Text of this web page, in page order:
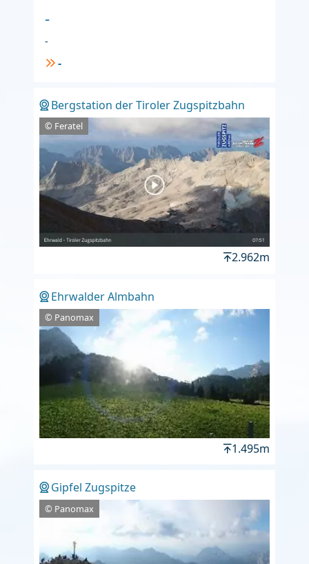
-
-
-
Bergstation der Tiroler Zugspitzbahn
© Feratel
2.962m
Ehrwalder Almbahn
© Panomax
1.495m
Gipfel Zugspitze
© Panomax